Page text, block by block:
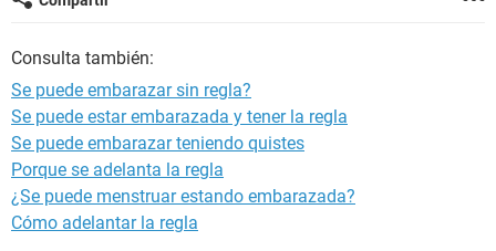
Consulta también:
Se puede embarazar sin regla?
Se puede estar embarazada y tener la regla
Se puede embarazar teniendo quistes
Porque se adelanta la regla
¿Se puede menstruar estando embarazada?
Cómo adelantar la regla